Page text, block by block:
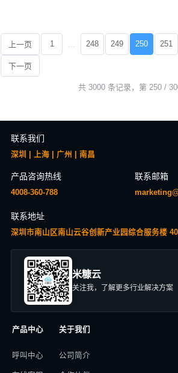
上一页 1 248 249 250 251
下一页
共 3000 条记录，第 250 /
联系我们
深圳 | 上海 | 广州 | 南昌
产品咨询热线
4008-360-788
联系邮箱
联系地址
深圳市南山区南山云谷创新产业园综合服务楼
米糠云
关注我，了解更多行业解决方案
产品中心
呼叫中心
关于我们
公司简介